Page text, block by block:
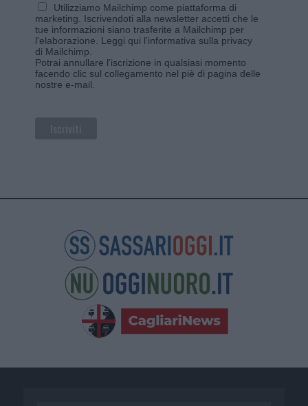
Utilizziamo Mailchimp come piattaforma di
marketing. Iscrivendoti alla newsletter accetti che le
tue informazioni siano trasferite a Mailchimp per
l'elaborazione. Leggi qui l'informativa sulla privacy
di Mailchimp
Potrai annullare l'iscrizione in qualsiasi momento
facendo clic sul collegamento nel piè di pagina delle
nostre e-mail.